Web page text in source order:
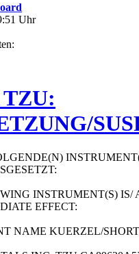
Uhr
INSTRUMENT(S) IS/
EFFECT:
NAME KUERZEL/